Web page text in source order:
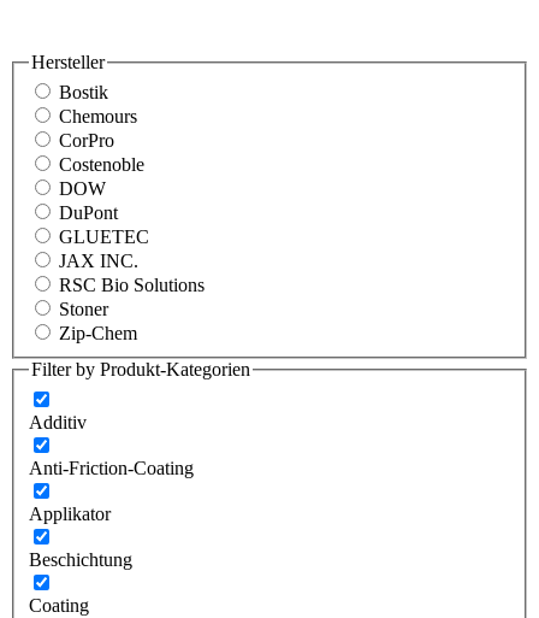
Hersteller
Bostik
Chemours
CorPro
Costenoble
DOW
DuPont
GLUETEC
JAX INC.
RSC Bio Solutions
Stoner
Zip-Chem
Filter by Produkt-Kategorien
Additiv
Anti-Friction-Coating
Applikator
Beschichtung
Coating